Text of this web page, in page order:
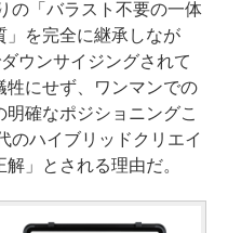
の「バラスト不要の一体
」を完全に継承しなが
ウンサイジングされて
牲にせず、ワンマンでの
確なポジショニングこ
のハイブリッドクリエイ
」とされる理由だ。